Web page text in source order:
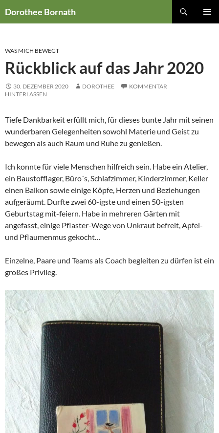
Inhalt
Dorothee Bornath
WAS MICH BEWEGT
Rückblick auf das Jahr 2020
30. DEZEMBER 2020 DOROTHEE
KOMMENTAR
HINTERLASSEN
Tiefe Dankbarkeit erfüllt mich, für dieses bunte Jahr mit seinen
wunderbaren Gelegenheiten sowohl Materie und Geist zu
bewegen als auch Raum und Ruhe zu genießen.
Ich konnte für viele Menschen hilfreich sein. Habe ein Atelier,
ein Baustofflager, Büro´s, Schlafzimmer, Kinderzimmer, Keller
einen Balkon sowie einige Köpfe, Herzen und Beziehungen
aufgeräumt. Durfte zwei 60-igste und einen 50-igsten
Geburtstag mit-feiern. Habe in mehreren Gärten mit
angefasst, einige Pflaster-Wege von Unkraut befreit, Apfel-
und Pflaumenmus gekocht…
Einzelne, Paare und Teams als Coach begleiten zu dürfen ist ein
großes Privileg.